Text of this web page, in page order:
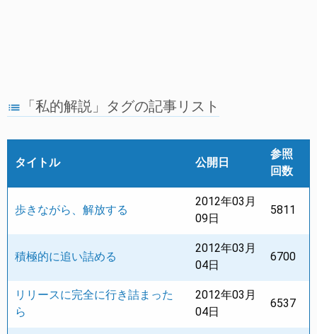
list 「私的解説」タグの記事リスト
タイトル 公開日
参照
回数
歩きながら、解放する
2012年03月
09日
5811
積極的に追い詰める
2012年03月
04日
6700
リリースに完全に行き詰まった
ら
2012年03月
04日
6537